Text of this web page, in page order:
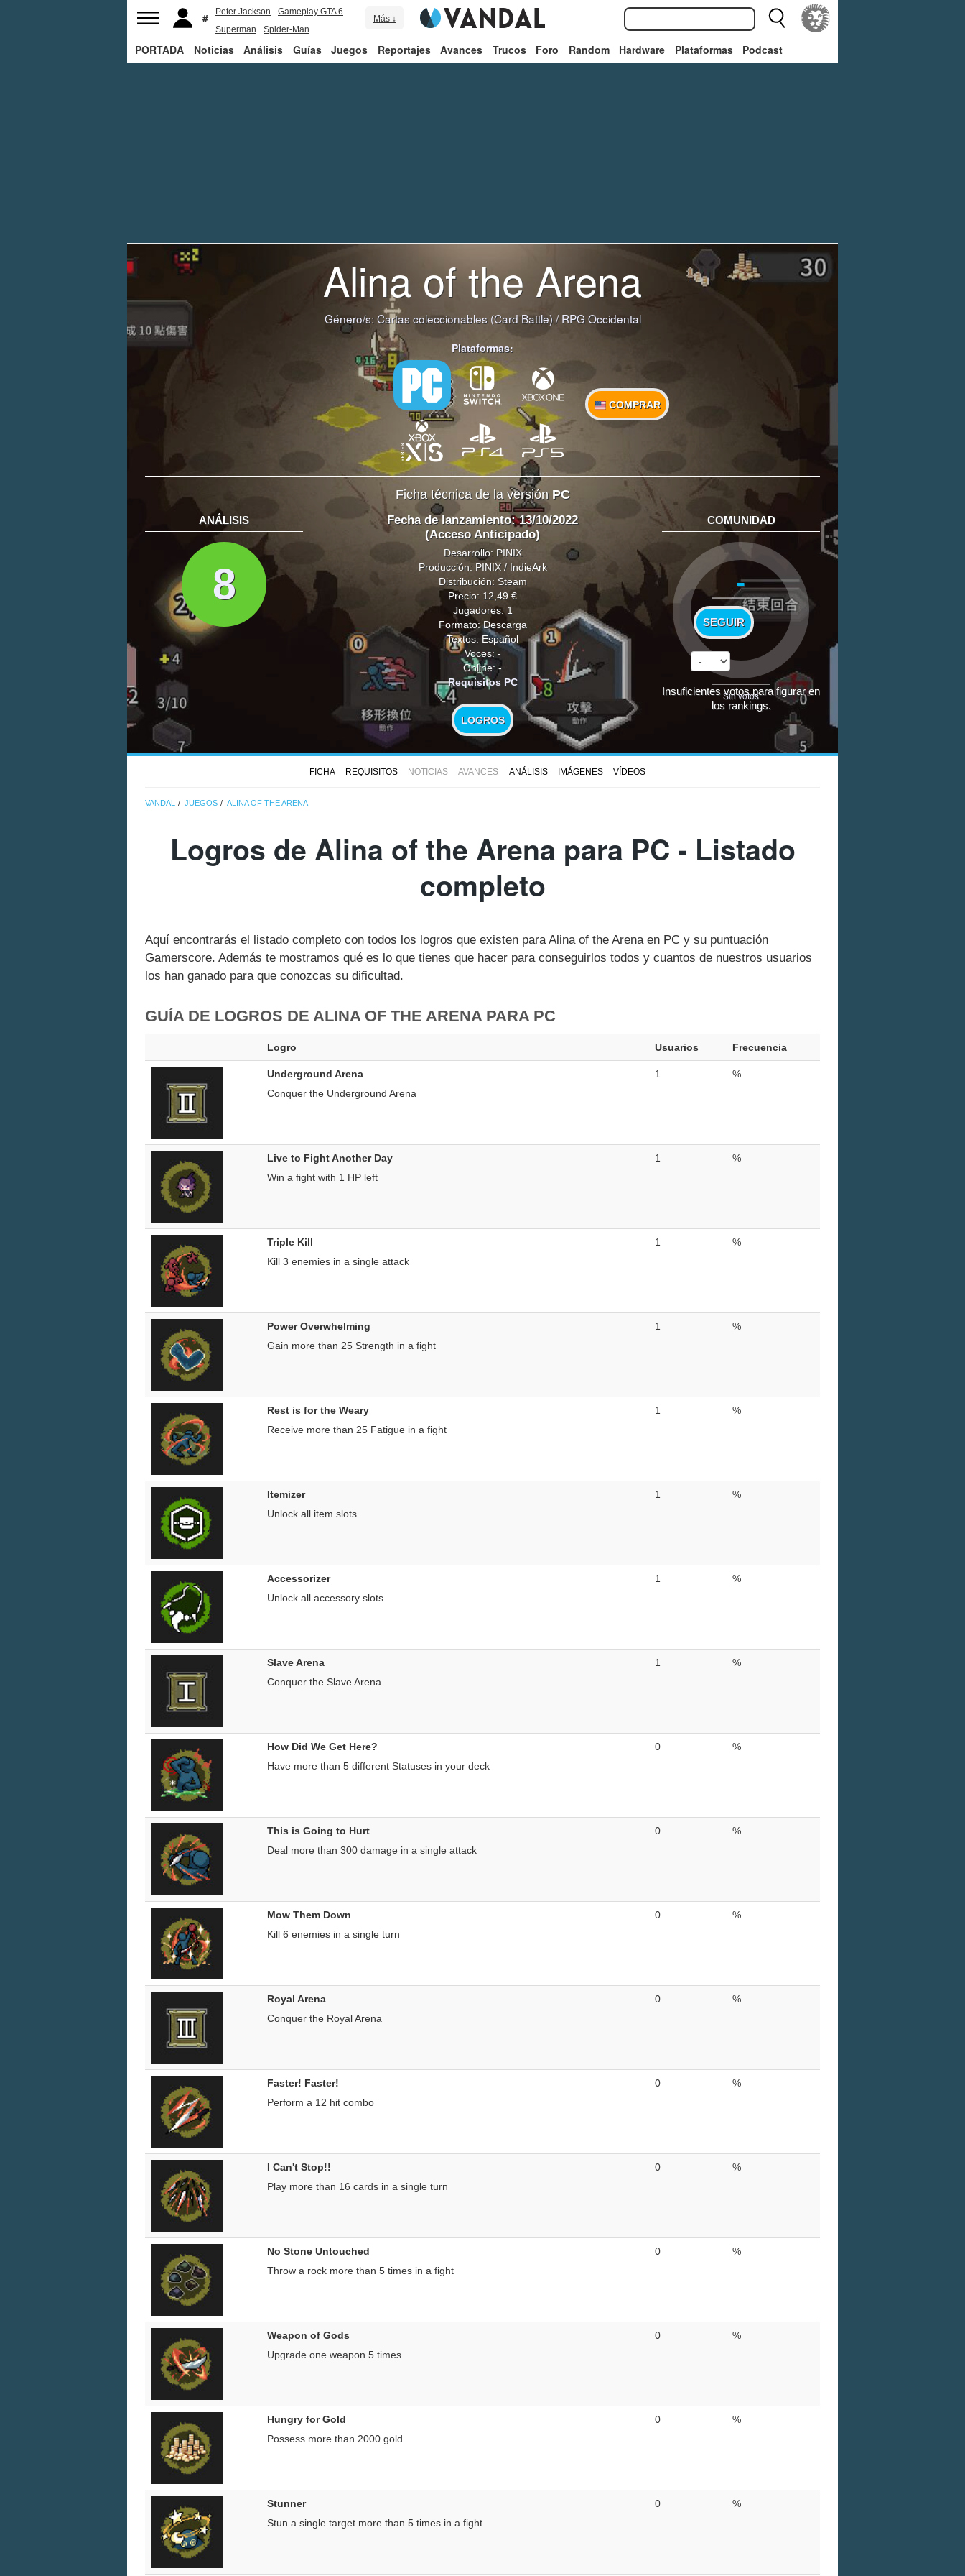
Peter Jackson
Gameplay GTA 6
Superman
Spider-Man
Más ↓
PORTADA Noticias Análisis Guías Juegos Reportajes Avances Trucos Foro Random Hardware Plataformas Podcast
Alina of the Arena
Género/s:Cartas coleccionables (Card Battle)/RPG Occidental
Plataformas:
COMPRAR
Ficha técnica de la versión PC
ANÁLISIS
8
Fecha de lanzamiento: 13/10/2022
(Acceso Anticipado)
Desarrollo: PINIX
Producción: PINIX / IndieArk
Distribución: Steam
Precio: 12,49 €
Jugadores: 1
Formato: Descarga
Textos: Español
Voces: -
Online: -
Requisitos PC
LOGROS
COMUNIDAD
-
SEGUIR
Sin votos
Insuficientes votos para figurar en
los rankings.
FICHA REQUISITOS NOTICIAS AVANCES ANÁLISIS IMÁGENES VÍDEOS
VANDAL JUEGOS ALINA OF THE ARENA
Logros de Alina of the Arena para PC - Listado
completo
Aquí encontrarás el listado completo con todos los logros que existen para Alina of the Arena en PC y su puntuación
Gamerscore. Además te mostramos qué es lo que tienes que hacer para conseguirlos todos y cuantos de nuestros usuarios
los han ganado para que conozcas su dificultad.
GUÍA DE LOGROS DE ALINA OF THE ARENA PARA PC
Logro Usuarios Frecuencia
Underground Arena
Conquer the Underground Arena
1 %
Live to Fight Another Day
Win a fight with 1 HP left
1 %
Triple Kill
Kill 3 enemies in a single attack
1 %
Power Overwhelming
Gain more than 25 Strength in a fight
1 %
Rest is for the Weary
Receive more than 25 Fatigue in a fight
1 %
Itemizer
Unlock all item slots
1 %
Accessorizer
Unlock all accessory slots
1 %
Slave Arena
Conquer the Slave Arena
1 %
How Did We Get Here?
Have more than 5 different Statuses in your deck
0 %
This is Going to Hurt
Deal more than 300 damage in a single attack
0 %
Mow Them Down
Kill 6 enemies in a single turn
0 %
Royal Arena
Conquer the Royal Arena
0 %
Faster! Faster!
Perform a 12 hit combo
0 %
I Can't Stop!!
Play more than 16 cards in a single turn
0 %
No Stone Untouched
Throw a rock more than 5 times in a fight
0 %
Weapon of Gods
Upgrade one weapon 5 times
0 %
Hungry for Gold
Possess more than 2000 gold
0 %
Stunner
Stun a single target more than 5 times in a fight
0 %